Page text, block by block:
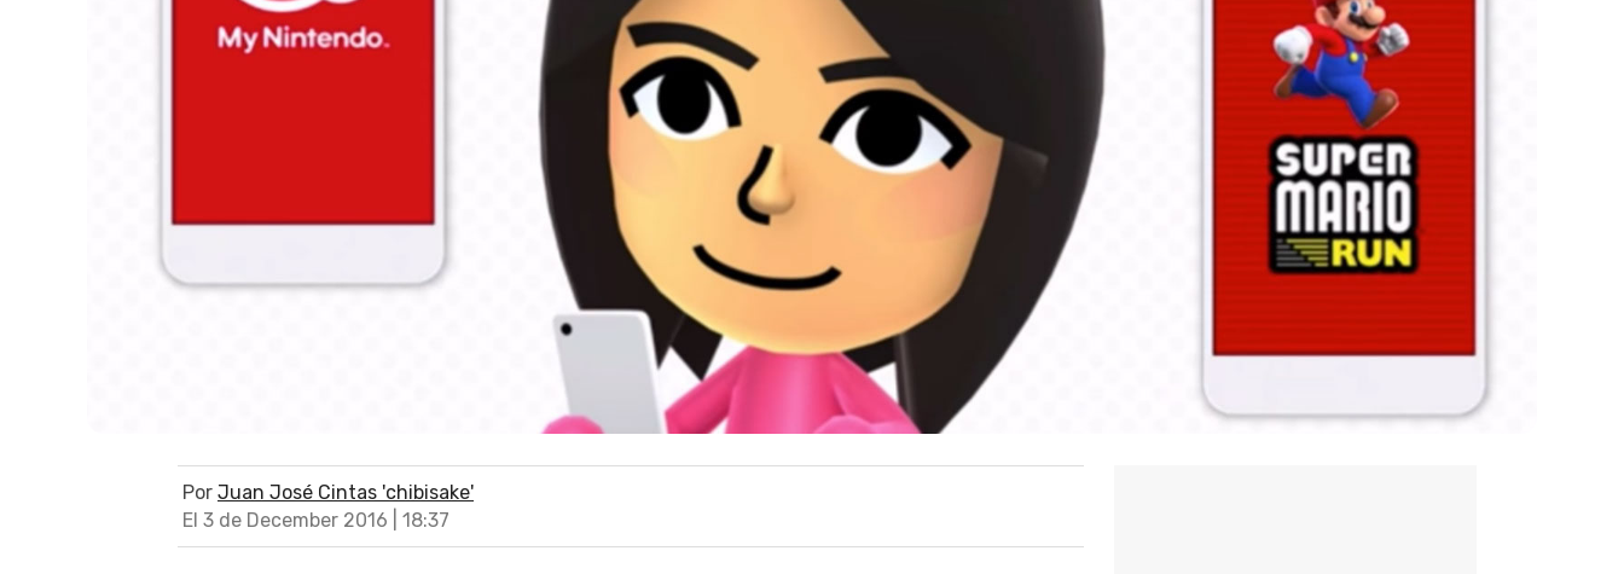
Por Juan José Cintas 'chibisake'
El 3 de December 2016 | 18:37